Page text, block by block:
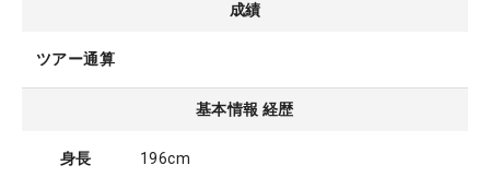
成績
ツアー通算
基本情報 経歴
身長 196cm